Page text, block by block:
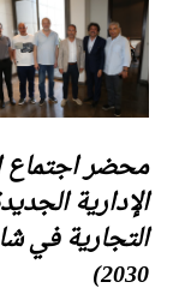
محضر اجتماع
الإدارية
2030)